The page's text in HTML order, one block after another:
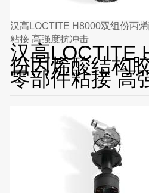
汉高LOCTITE H8000双组份丙
粘接 高强度抗冲击
汉高LOCTITE
份丙烯酸结构
零部件粘接 高